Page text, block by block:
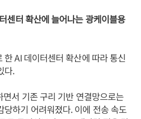
센터 확산에 늘어나는 광케이블용
한 AI 데이터센터 확산에 따라 통신
다.
서 기존 구리 기반 연결망으로는
당하기 어려워졌다. 이에 전송 속도